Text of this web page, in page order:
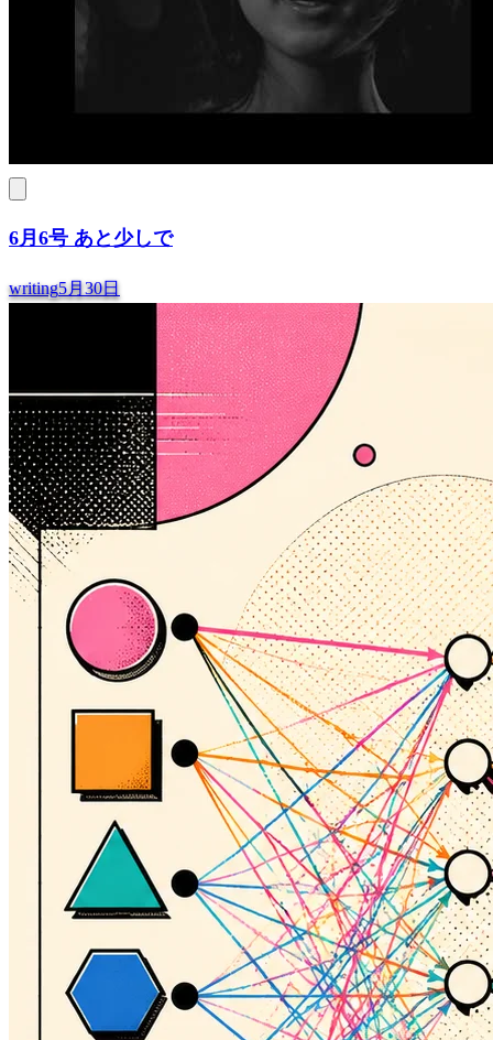
6月6号 あと少しで
writing5月30日